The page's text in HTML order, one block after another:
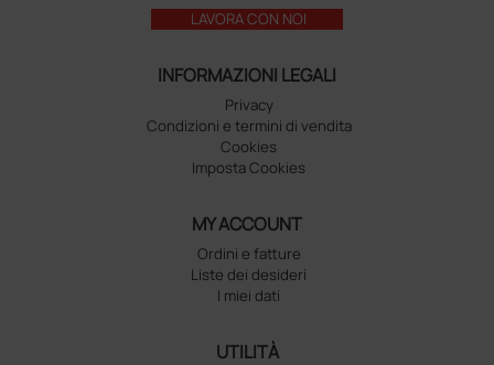
LAVORA CON NOI
INFORMAZIONI LEGALI
Privacy
Condizioni e termini di vendita
Cookies
Imposta Cookies
MY ACCOUNT
Ordini e fatture
Liste dei desideri
I miei dati
UTILITÀ